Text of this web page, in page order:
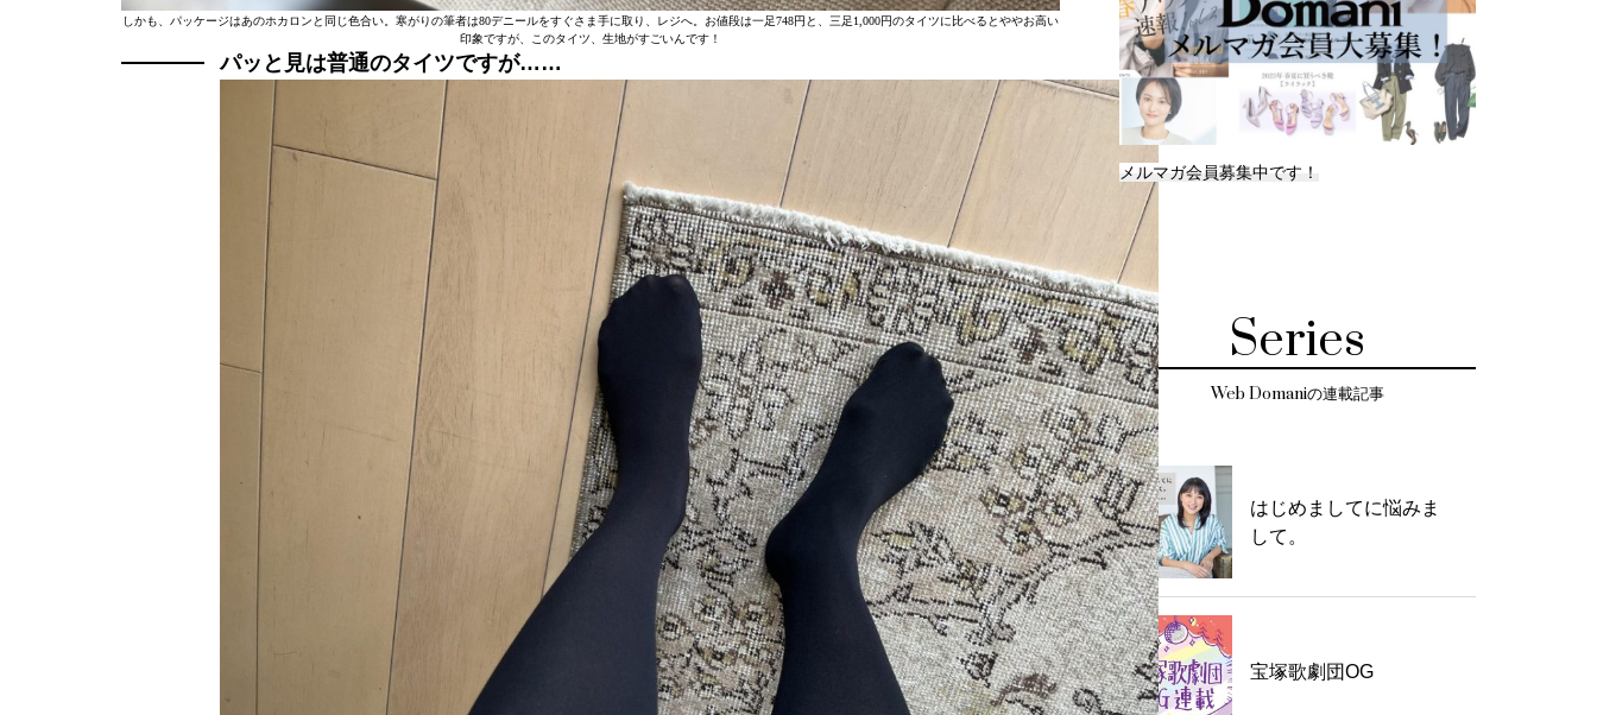
しかも、パッケージはあのホカロンと同じ色合い。寒がりの筆者は80デニールをすぐさま手に取り、レジへ。お値段は一足748円と、三足1,000円のタイツに比べるとややお高い
印象ですが、このタイツ、生地がすごいんです！
パッと見は普通のタイツですが……
メルマガ会員募集中です！
Series
Web Domaniの連載記事
はじめましてに悩みま
して。
宝塚歌劇団OG